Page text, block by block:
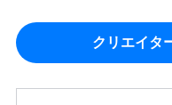
クリエイタ